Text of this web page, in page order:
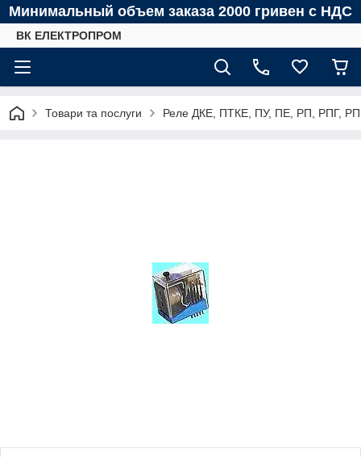
Минимальный объем заказа 2000 гривен с НДС
ВК ЕЛЕКТРОПРОМ
Товари та послуги Реле ДКЕ, ПТКЕ, ПУ, ПЕ, РП, РПГ,